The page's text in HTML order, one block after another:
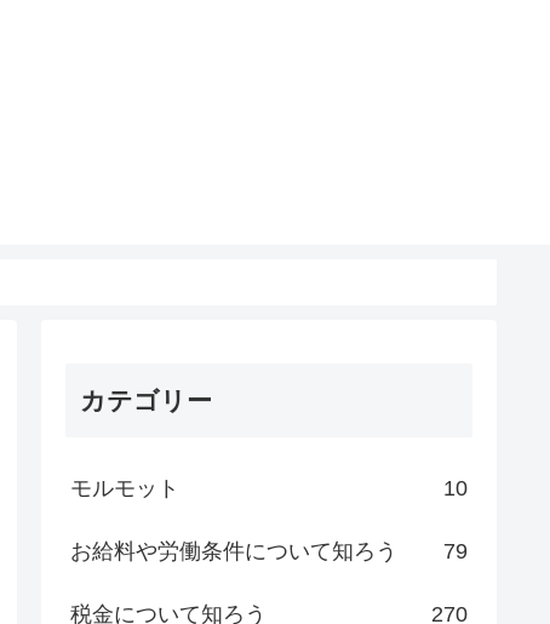
カテゴリー
モルモット 10
お給料や労働条件について知ろう 79
税金について知ろう 270